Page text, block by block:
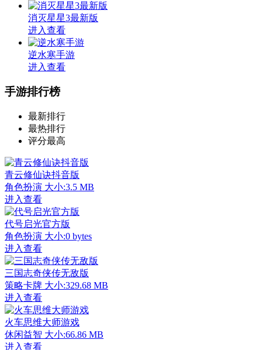
消灭星星3最新版
进入查看
逆水寒手游
进入查看
手游排行榜
最新排行
最热排行
评分最高
青云修仙诀抖音版
角色扮演 大小:3.5 MB
进入查看
代号启光官方版
角色扮演 大小:0 bytes
进入查看
三国志奇侠传无敌版
策略卡牌 大小:329.68 MB
进入查看
火车思维大师游戏
休闲益智 大小:66.86 MB
进入查看